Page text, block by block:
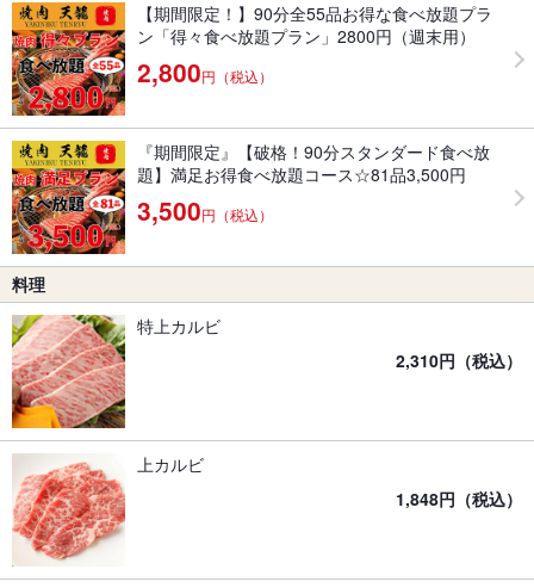
【期間限定！】90分全55品お得な食べ放題プラ
ン「得々食べ放題プラン」2800円（週末用）
2,800円（税込）
『期間限定』【破格！90分スタンダード食べ放
題】満足お得食べ放題コース☆81品3,500円
3,500円（税込）
料理
特上カルビ
2,310円（税込）
上カルビ
1,848円（税込）